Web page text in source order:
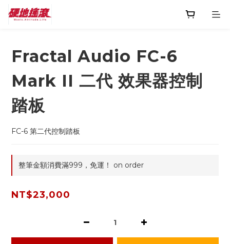
Fractal Audio FC-6
Mark II 二代 效果器控制
踏板
FC-6 第二代控制踏板
整筆金額消費滿999，免運！ on order
NT$23,000